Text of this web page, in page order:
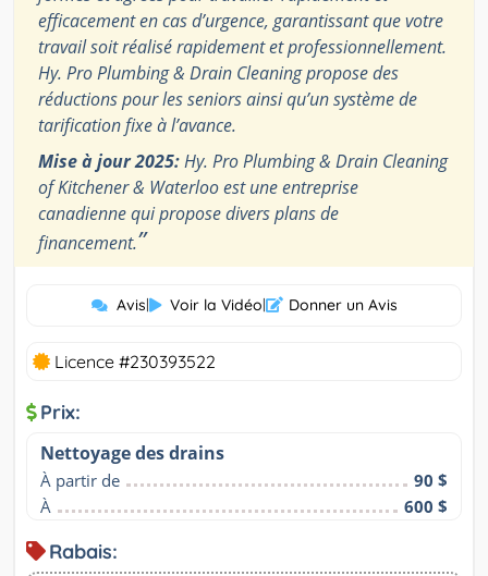
efficacement en cas d’urgence, garantissant que votre
travail soit réalisé rapidement et professionnellement.
Hy. Pro Plumbing & Drain Cleaning propose des
réductions pour les seniors ainsi qu’un système de
tarification fixe à l’avance.
Mise à jour 2025:Hy. Pro Plumbing & Drain Cleaning
of Kitchener & Waterloo est une entreprise
canadienne qui propose divers plans de
financement.”
Avis| Voir la Vidéo| Donner un Avis
Licence #230393522
Prix:
Nettoyage des drains
À partir de
90 $
À
600 $
Rabais: